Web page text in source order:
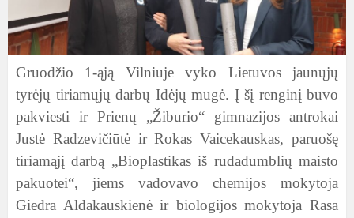
Gruodžio 1-ąją Vilniuje vyko Lietuvos jaunųjų
tyrėjų tiriamųjų darbų Idėjų mugė. Į šį renginį buvo
pakviesti ir Prienų „Žiburio“ gimnazijos antrokai
Justė Radzevičiūtė ir Rokas Vaicekauskas, paruošę
tiriamąjį darbą „Bioplastikas iš rudadumblių maisto
pakuotei“, jiems vadovavo chemijos mokytoja
Giedra Aldakauskienė ir biologijos mokytoja Rasa